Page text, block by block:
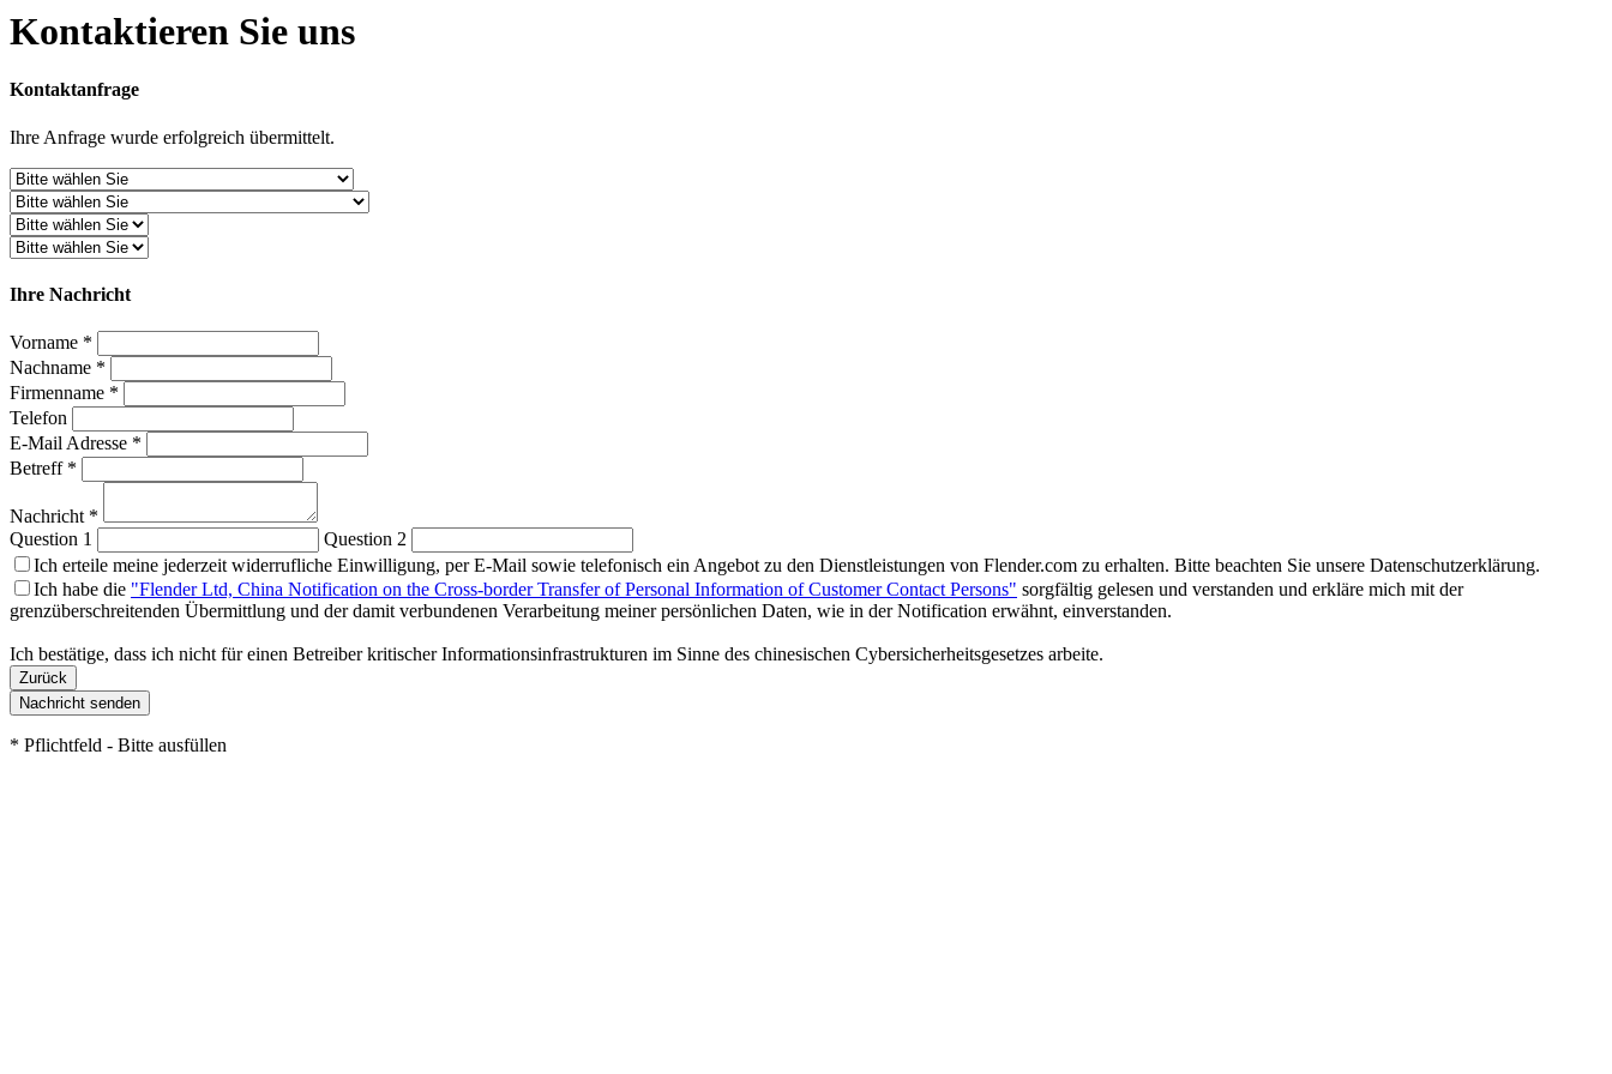
Kontaktieren Sie uns
Kontaktanfrage
Ihre Anfrage wurde erfolgreich übermittelt.
Ihre Nachricht
Vorname *
Nachname *
Firmenname *
Telefon
E-Mail Adresse *
Betreff *
Nachricht *
Question 1
Question 2
Ich erteile meine jederzeit widerrufliche Einwilligung, per E-Mail sowie telefonisch ein Angebot zu den Dienstleistungen von Flender.com zu erhalten. Bitte beachten Sie unsere Datenschutzerklärung.
Ich habe die "Flender Ltd, China Notification on the Cross-border Transfer of Personal Information of Customer Contact Persons" sorgfältig gelesen und verstanden und erkläre mich mit der
grenzüberschreitenden Übermittlung und der damit verbundenen Verarbeitung meiner persönlichen Daten, wie in der Notification erwähnt, einverstanden.
Ich bestätige, dass ich nicht für einen Betreiber kritischer Informationsinfrastrukturen im Sinne des chinesischen Cybersicherheitsgesetzes arbeite.
Nachricht senden
* Pflichtfeld - Bitte ausfüllen